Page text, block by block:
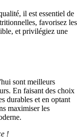
il est essentiel de
favorisez les
et privilégiez une
sont meilleurs
En faisant des choix
durables et en optant
maximiser les
!